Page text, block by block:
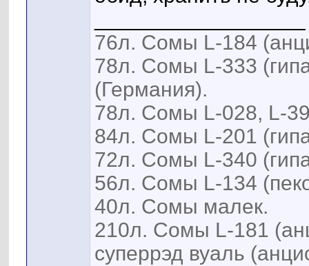
76л. Сомы L-184
78л. Сомы L-333
(Германия).
78л. Сомы L-028, L-
84л. Сомы L-201
72л. Сомы L-340
56л. Сомы L-134
40л. Сомы малек.
210л. Сомы L-181
суперрэд вуаль